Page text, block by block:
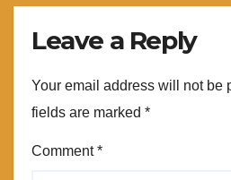
Leave a Reply
Your email address will not be
fields are marked *
Comment*